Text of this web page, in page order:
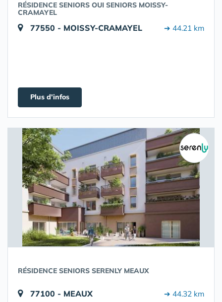
RÉSIDENCE SENIORS OUI SENIORS MOISSY-
CRAMAYEL
77550 - MOISSY-CRAMAYEL ➔ 44.21 km
Plus d'infos
RÉSIDENCE SENIORS SERENLY MEAUX
77100 - MEAUX ➔ 44.32 km